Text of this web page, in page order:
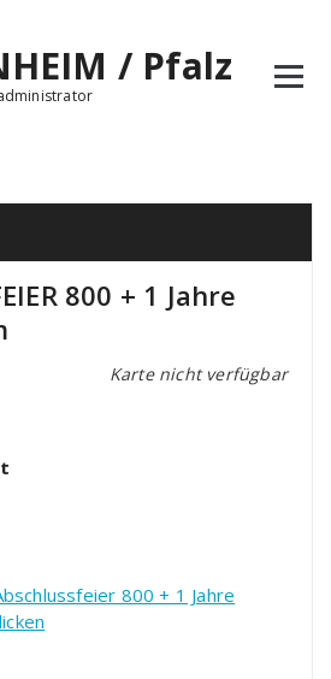
/ Pfalz
800 + 1 Jahre
Karte nicht verfügbar
800 + 1 Jahre